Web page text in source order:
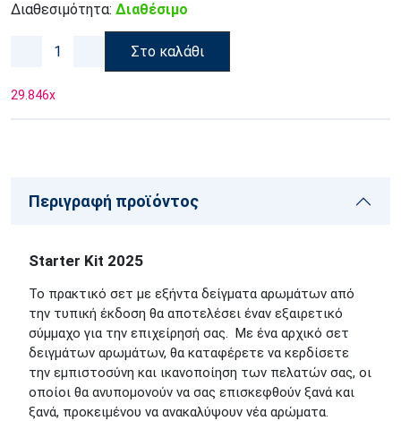
Διαθεσιμότητα: Διαθέσιμο
Στο καλάθι
29.846x
Περιγραφή προϊόντος
Starter Kit 2025
Το πρακτικό σετ με εξήντα δείγματα αρωμάτων από
την τυπική έκδοση θα αποτελέσει έναν εξαιρετικό
σύμμαχο για την επιχείρησή σας. Με ένα αρχικό σετ
δειγμάτων αρωμάτων, θα καταφέρετε να κερδίσετε
την εμπιστοσύνη και ικανοποίηση των πελατών σας, οι
οποίοι θα ανυπομονούν να σας επισκεφθούν ξανά και
ξανά, προκειμένου να ανακαλύψουν νέα αρώματα.